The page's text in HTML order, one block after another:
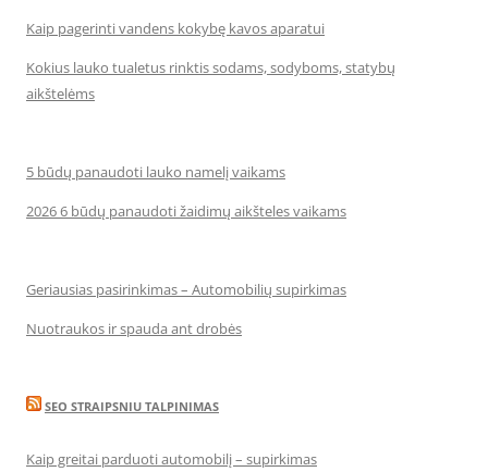
Kaip pagerinti vandens kokybę kavos aparatui
Kokius lauko tualetus rinktis sodams, sodyboms, statybų
aikštelėms
5 būdų panaudoti lauko namelį vaikams
2026 6 būdų panaudoti žaidimų aikšteles vaikams
Geriausias pasirinkimas – Automobilių supirkimas
Nuotraukos ir spauda ant drobės
SEO STRAIPSNIU TALPINIMAS
Kaip greitai parduoti automobilį – supirkimas